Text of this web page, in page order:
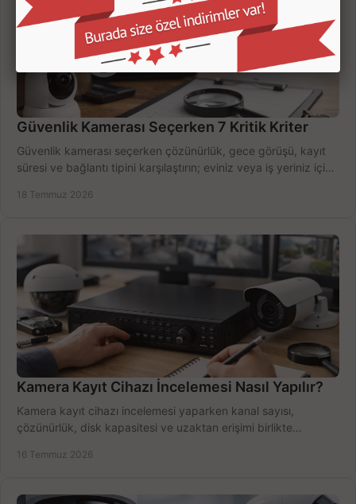
Güvenlik Kamerası Seçerken 7 Kritik Kriter
Güvenlik kamerası seçerken çözünürlük, gece görüşü, kayıt
süresi ve bağlantı tipini karşılaştırın; eviniz veya iş yeriniz için
18 Temmuz 2026
Kamera Kayıt Cihazı İncelemesi Nasıl Yapılır?
Kamera kayıt cihazı incelemesi yaparken kanal sayısı,
çözünürlük, disk kapasitesi ve uzaktan erişimi birlikte
16 Temmuz 2026